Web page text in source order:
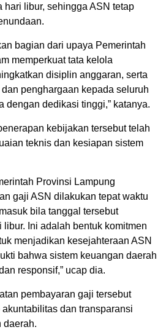
hari libur, sehingga ASN tetap
bagian dari upaya Pemerintah
memperkuat tata kelola
disiplin anggaran, serta
penghargaan kepada seluruh
dengan dedikasi tinggi,” katanya.
kebijakan tersebut telah
teknis dan kesiapan sistem
Provinsi Lampung
gaji ASN dilakukan tepat waktu
bila tanggal tersebut
libur. Ini adalah bentuk komitmen
menjadikan kesejahteraan ASN
bahwa sistem keuangan daerah
responsif,” ucap dia.
pembayaran gaji tersebut
dan transparansi
daerah.